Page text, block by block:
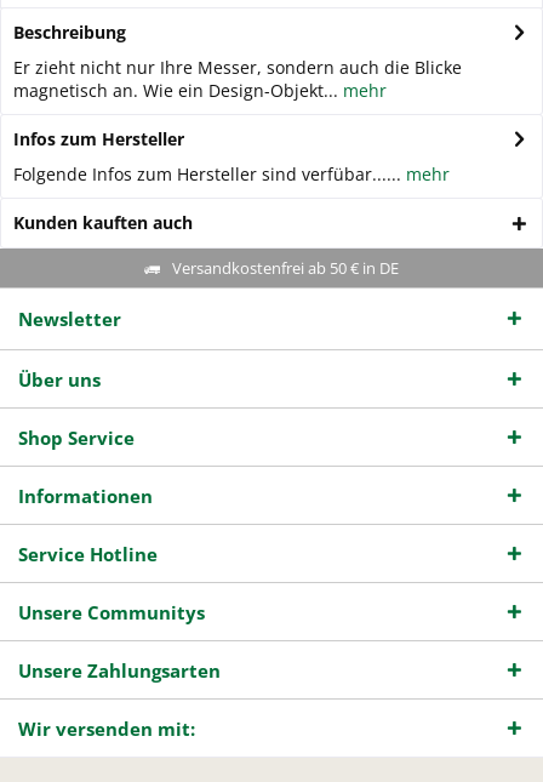
Beschreibung
Er zieht nicht nur Ihre Messer, sondern auch die Blicke
magnetisch an. Wie ein Design-Objekt... mehr
Infos zum Hersteller
Folgende Infos zum Hersteller sind verfübar...... mehr
Kunden kauften auch
Versandkostenfrei ab 50 € in DE
Newsletter
Über uns
Shop Service
Informationen
Service Hotline
Unsere Communitys
Unsere Zahlungsarten
Wir versenden mit: